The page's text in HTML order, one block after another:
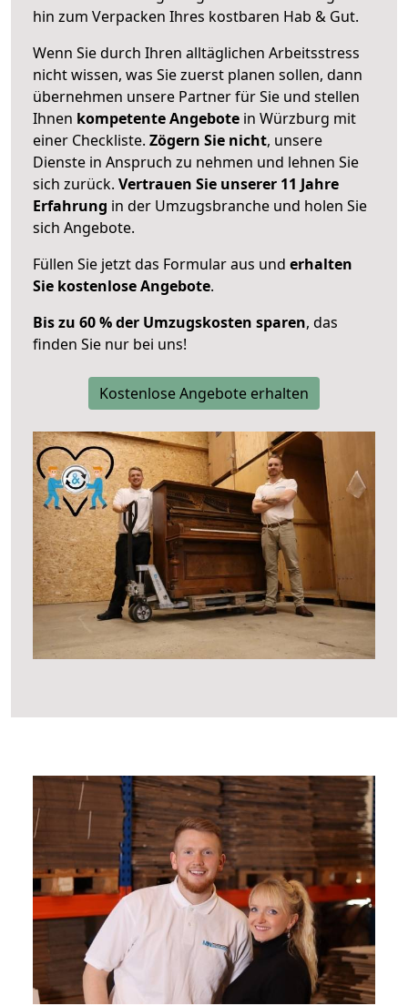
hin zum Verpacken Ihres kostbaren Hab & Gut.
Wenn Sie durch Ihren alltäglichen Arbeitsstress
nicht wissen, was Sie zuerst planen sollen, dann
übernehmen unsere Partner für Sie und stellen
Ihnen kompetente Angebote in Würzburg mit
einer Checkliste. Zögern Sie nicht, unsere
Dienste in Anspruch zu nehmen und lehnen Sie
sich zurück. Vertrauen Sie unserer 11 Jahre
Erfahrung in der Umzugsbranche und holen Sie
sich Angebote.
Füllen Sie jetzt das Formular aus und erhalten
Sie kostenlose Angebote.
Bis zu 60 % der Umzugskosten sparen, das
finden Sie nur bei uns!
Kostenlose Angebote erhalten